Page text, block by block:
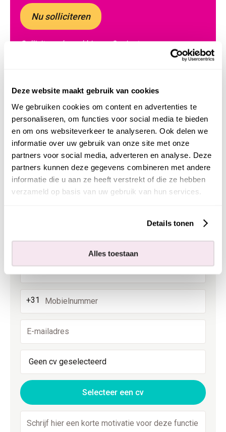
Deze website maakt gebruik van cookies
We gebruiken cookies om content en advertenties te
personaliseren, om functies voor social media te bieden
en om ons websiteverkeer te analyseren. Ook delen we
informatie over uw gebruik van onze site met onze
partners voor social media, adverteren en analyse. Deze
partners kunnen deze gegevens combineren met andere
informatie die u aan ze heeft verstrekt of die ze hebben
verzameld op basis van uw gebruik van hun services.
Details tonen
Alles toestaan
Nu solliciteren
Solliciteren kan al binnen 2 minuten
Solliciteer voor
Servicemonteur
Persoonsgegevens
+31
Geen cv geselecteerd
Selecteer een cv